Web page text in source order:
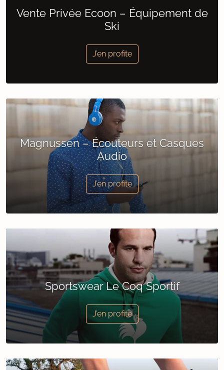
Vente Privée Ecoon – Équipement de
Ski
J’en profite
Magnussen – Écouteurs et Casques
Audio
J’en profite
Sportswear Le Coq Sportif
J’en profite